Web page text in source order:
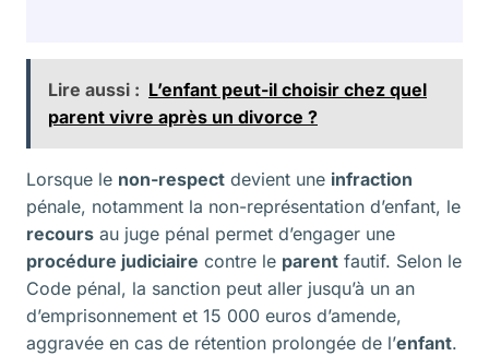
Lire aussi : L’enfant peut-il choisir chez quel
parent vivre après un divorce ?
Lorsque le non-respect devient une infraction
pénale, notamment la non-représentation d’enfant, le
recours au juge pénal permet d’engager une
procédure judiciaire contre le parent fautif. Selon le
Code pénal, la sanction peut aller jusqu’à un an
d’emprisonnement et 15 000 euros d’amende,
aggravée en cas de rétention prolongée de l’enfant.